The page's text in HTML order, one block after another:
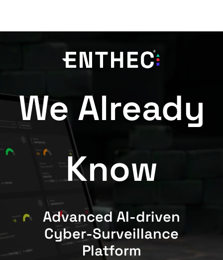
We Already
Know
Advanced AI-driven
Cyber-Surveillance
Platform